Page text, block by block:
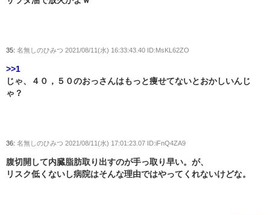
35: 名無しのひみつ 2021/08/11(水) 16:33:43.40 ID:MsKL62ZO
>>1
じゃ、４０，５０のおっさんはもっと痩せてないとおかしいんじ
ゃ？
36: 名無しのひみつ 2021/08/11(水) 17:01:23.07 ID:iFnQ4ZA9
腹切開して内臓脂肪取り出すのが手っ取り早い。が、
リスク低くないし病院はそんな理由ではやってくれないけどな。